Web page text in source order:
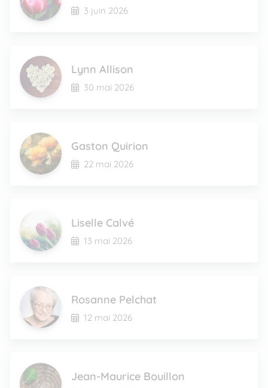
3 juin 2026
Lynn Allison
30 mai 2026
Gaston Quirion
22 mai 2026
Liselle Calvé
13 mai 2026
Rosanne Pelchat
12 mai 2026
Jean-Maurice Bouillon